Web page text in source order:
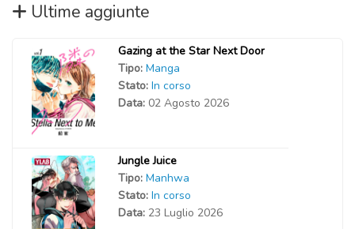
Ultime aggiunte
Gazing at the Star Next Door
Tipo: Manga
Stato: In corso
Data: 02 Agosto 2026
Jungle Juice
Tipo: Manhwa
Stato: In corso
Data: 23 Luglio 2026